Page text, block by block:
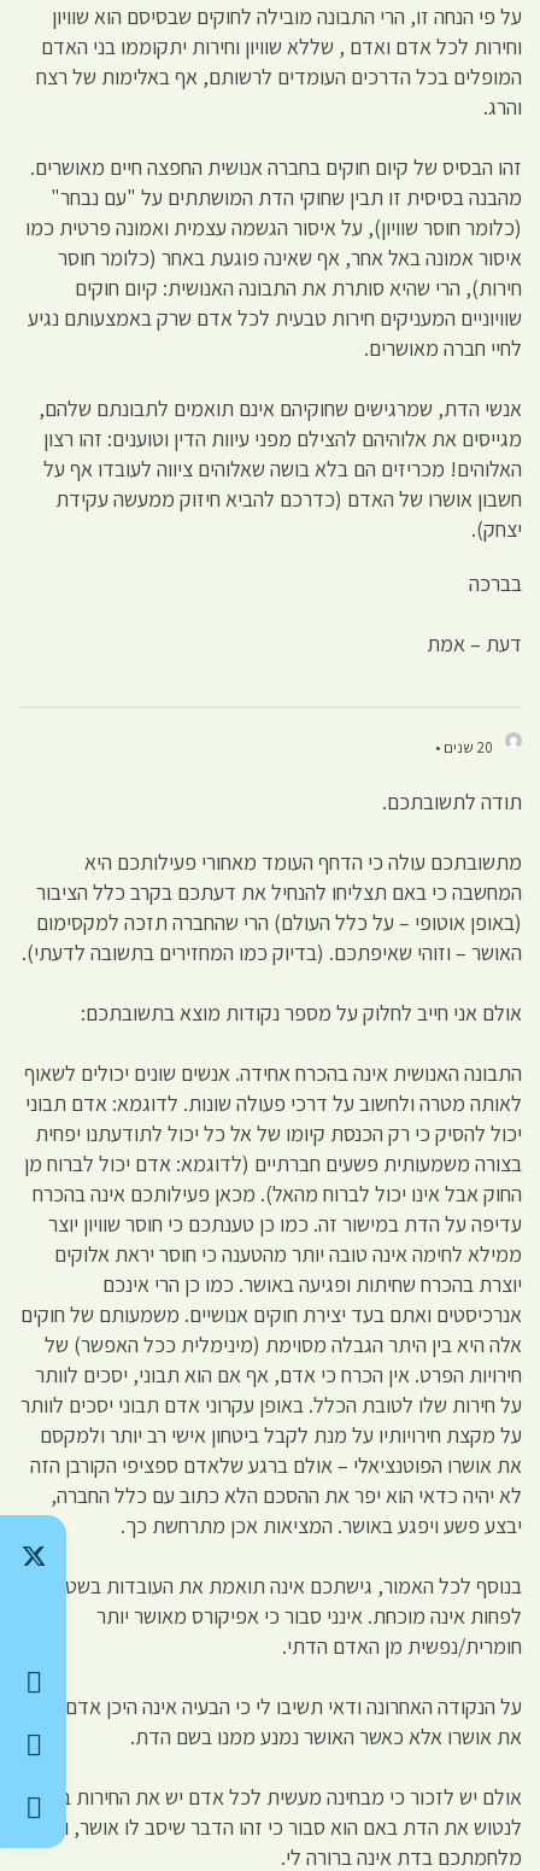
על פי הנחה זו, הרי התבונה מובילה לחוקים שבסיסם הוא שוויון
וחירות לכל אדם ואדם , שללא שוויון וחירות יתקוממו בני האדם
המופלים בכל הדרכים העומדים לרשותם, אף באלימות של רצח
והרג.
זהו הבסיס של קיום חוקים בחברה אנושית החפצה חיים מאושרים.
מהבנה בסיסית זו תבין שחוקי הדת המושתתים על "עם נבחר"
(כלומר חוסר שוויון), על איסור הגשמה עצמית ואמונה פרטית כמו
איסור אמונה באל אחר, אף שאינה פוגעת באחר (כלומר חוסר
חירות), הרי שהיא סותרת את התבונה האנושית: קיום חוקים
שוויוניים המעניקים חירות טבעית לכל אדם שרק באמצעותם נגיע
לחיי חברה מאושרים.
אנשי הדת, שמרגישים שחוקיהם אינם תואמים לתבונתם שלהם,
מגייסים את אלוהיהם להצילם מפני עיוות הדין וטוענים: זהו רצון
האלוהים! מכריזים הם בלא בושה שאלוהים ציווה לעובדו אף על
חשבון אושרו של האדם (כדרכם להביא חיזוק ממעשה עקידת
יצחק).
בברכה
דעת – אמת
20 שנים •
תודה לתשובתכם.
מתשובתכם עולה כי הדחף העומד מאחורי פעילותכם היא
המחשבה כי באם תצליחו להנחיל את דעתכם בקרב כלל הציבור
(באופן אוטופי – על כלל העולם) הרי שהחברה תזכה למקסימום
האושר – וזוהי שאיפתכם. (בדיוק כמו המחזירים בתשובה לדעתי).
אולם אני חייב לחלוק על מספר נקודות מוצא בתשובתכם:
התבונה האנושית אינה בהכרח אחידה. אנשים שונים יכולים לשאוף
לאותה מטרה ולחשוב על דרכי פעולה שונות. לדוגמא: אדם תבוני
יכול להסיק כי רק הכנסת קיומו של אל כל יכול לתודעתנו יפחית
בצורה משמעותית פשעים חברתיים (לדוגמא: אדם יכול לברוח מן
החוק אבל אינו יכול לברוח מהאל). מכאן פעילותכם אינה בהכרח
עדיפה על הדת במישור זה. כמו כן טענתכם כי חוסר שוויון יוצר
ממילא לחימה אינה טובה יותר מהטענה כי חוסר יראת אלוקים
יוצרת בהכרח שחיתות ופגיעה באושר. כמו כן הרי אינכם
אנרכיסטים ואתם בעד יצירת חוקים אנושיים. משמעותם של חוקים
אלה היא בין היתר הגבלה מסוימת (מינימלית ככל האפשר) של
חירויות הפרט. אין הכרח כי אדם, אף אם הוא תבוני, יסכים לוותר
על חירות שלו לטובת הכלל. באופן עקרוני אדם תבוני יסכים לוותר
על מקצת חירויותיו על מנת לקבל ביטחון אישי רב יותר ולמקסם
את אושרו הפוטנציאלי – אולם ברגע שלאדם ספציפי הקורבן הזה
לא יהיה כדאי הוא יפר את ההסכם הלא כתוב עם כלל החברה,
יבצע פשע ויפגע באושר. המציאות אכן מתרחשת כך.
בנוסף לכל האמור, גישתכם אינה תואמת את העובדות בשטח, או
לפחות אינה מוכחת. אינני סבור כי אפיקורס מאושר יותר
חומרית/נפשית מן האדם הדתי.
על הנקודה האחרונה ודאי תשיבו לי כי הבעיה אינה היכן אדם מוצא
את אושרו אלא כאשר האושר נמנע ממנו בשם הדת.
אולם יש לזכור כי מבחינה מעשית לכל אדם יש את החירות בפועל
לנטוש את הדת באם הוא סבור כי זהו הדבר שיסב לו אושר, ולכן
מלחמתכם בדת אינה ברורה לי.